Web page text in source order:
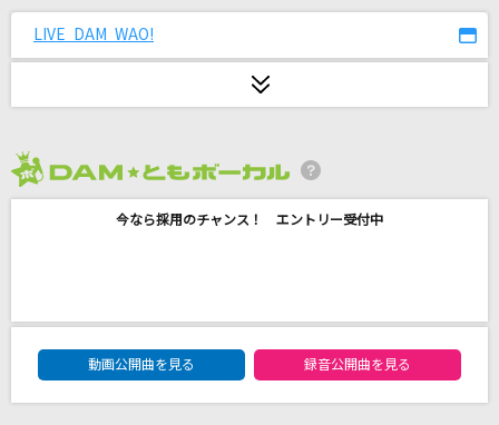
岡田有希子
Official髭男dism
[生音]部屋
Every Little Thing
LIVE DAM WAO!
今なら採用のチャンス！ エントリー受付中
DAM★ともボーカルエントリーランキング
動画公開曲を見る
録音公開曲を見る